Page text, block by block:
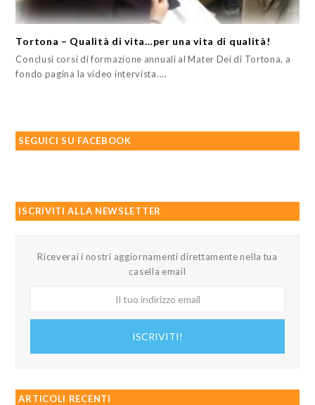
Tortona – Qualità di vita…per una vita di qualità!
Conclusi corsi di formazione annuali al Mater Dei di Tortona, a
fondo pagina la video intervista.…
SEGUICI SU FACEBOOK
ISCRIVITI ALLA NEWSLETTER
Riceverai i nostri aggiornamenti direttamente nella tua
casella email
ISCRIVITI!
ARTICOLI RECENTI